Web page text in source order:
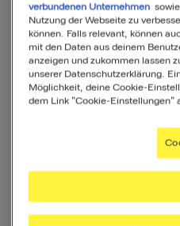
Zutaten
400ml
verbundenen Unternehmensowie
Nutzung der Webseite zu
können. Falls relevant, können
mit den Daten aus deinem
anzeigen und zukommen lassen
unserer Datenschutzerklärung.
Möglichkeit, deine Cookie-
dem Link "Cookie-Einstellungen"